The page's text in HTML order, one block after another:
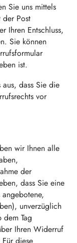
Sie uns mittels
Post
Ihren Entschluss,
Sie können
ist.
dass Sie die
vor
wir Ihnen alle
der
dass Sie eine
unverzüglich
dem Tag
Ihren Widerruf
diese